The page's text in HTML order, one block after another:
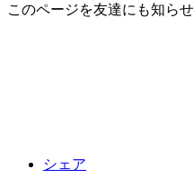
このページを友達にも知らせ
シェア